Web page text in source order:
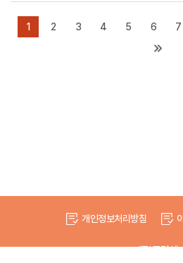
1 2 3 4 5 6 7
개인정보처리방침
(주)드림셀